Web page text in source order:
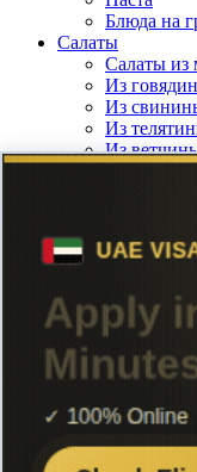
Блюда на
Салаты
Салаты из
Из
Из
Из
Из
Из рыбы и
С грибами
Из овощей
Из сыра
Закуски
Блюда из
Рулеты из
Бутерброды